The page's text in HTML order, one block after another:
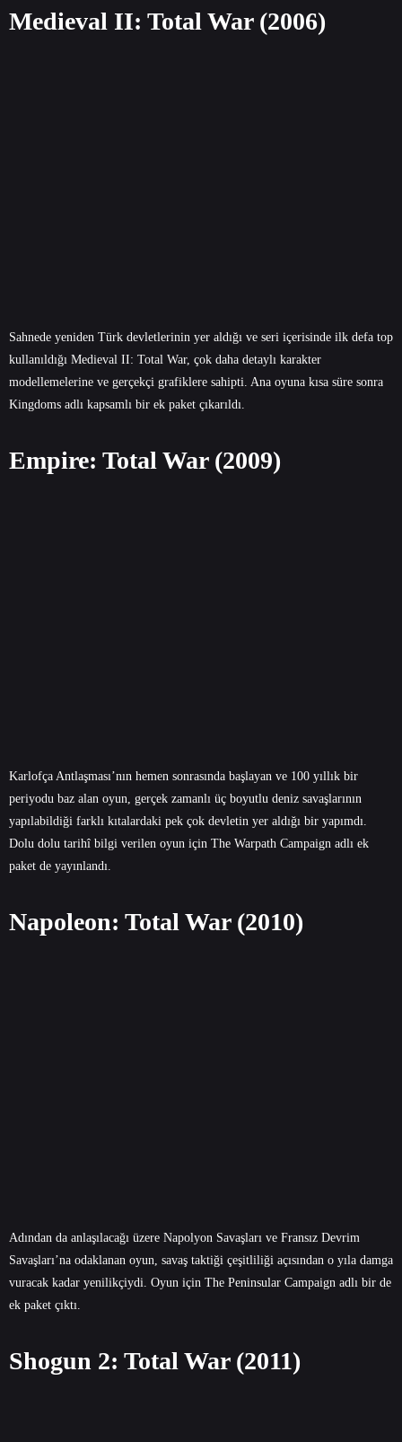
Medieval II: Total War (2006)
Sahnede yeniden Türk devletlerinin yer aldığı ve seri içerisinde ilk defa top
kullanıldığı Medieval II: Total War, çok daha detaylı karakter
modellemelerine ve gerçekçi grafiklere sahipti. Ana oyuna kısa süre sonra
Kingdoms adlı kapsamlı bir ek paket çıkarıldı.
Empire: Total War (2009)
Karlofça Antlaşması’nın hemen sonrasında başlayan ve 100 yıllık bir
periyodu baz alan oyun, gerçek zamanlı üç boyutlu deniz savaşlarının
yapılabildiği farklı kıtalardaki pek çok devletin yer aldığı bir yapımdı.
Dolu dolu tarihî bilgi verilen oyun için The Warpath Campaign adlı ek
paket de yayınlandı.
Napoleon: Total War (2010)
Adından da anlaşılacağı üzere Napolyon Savaşları ve Fransız Devrim
Savaşları’na odaklanan oyun, savaş taktiği çeşitliliği açısından o yıla damga
vuracak kadar yenilikçiydi. Oyun için The Peninsular Campaign adlı bir de
ek paket çıktı.
Shogun 2: Total War (2011)